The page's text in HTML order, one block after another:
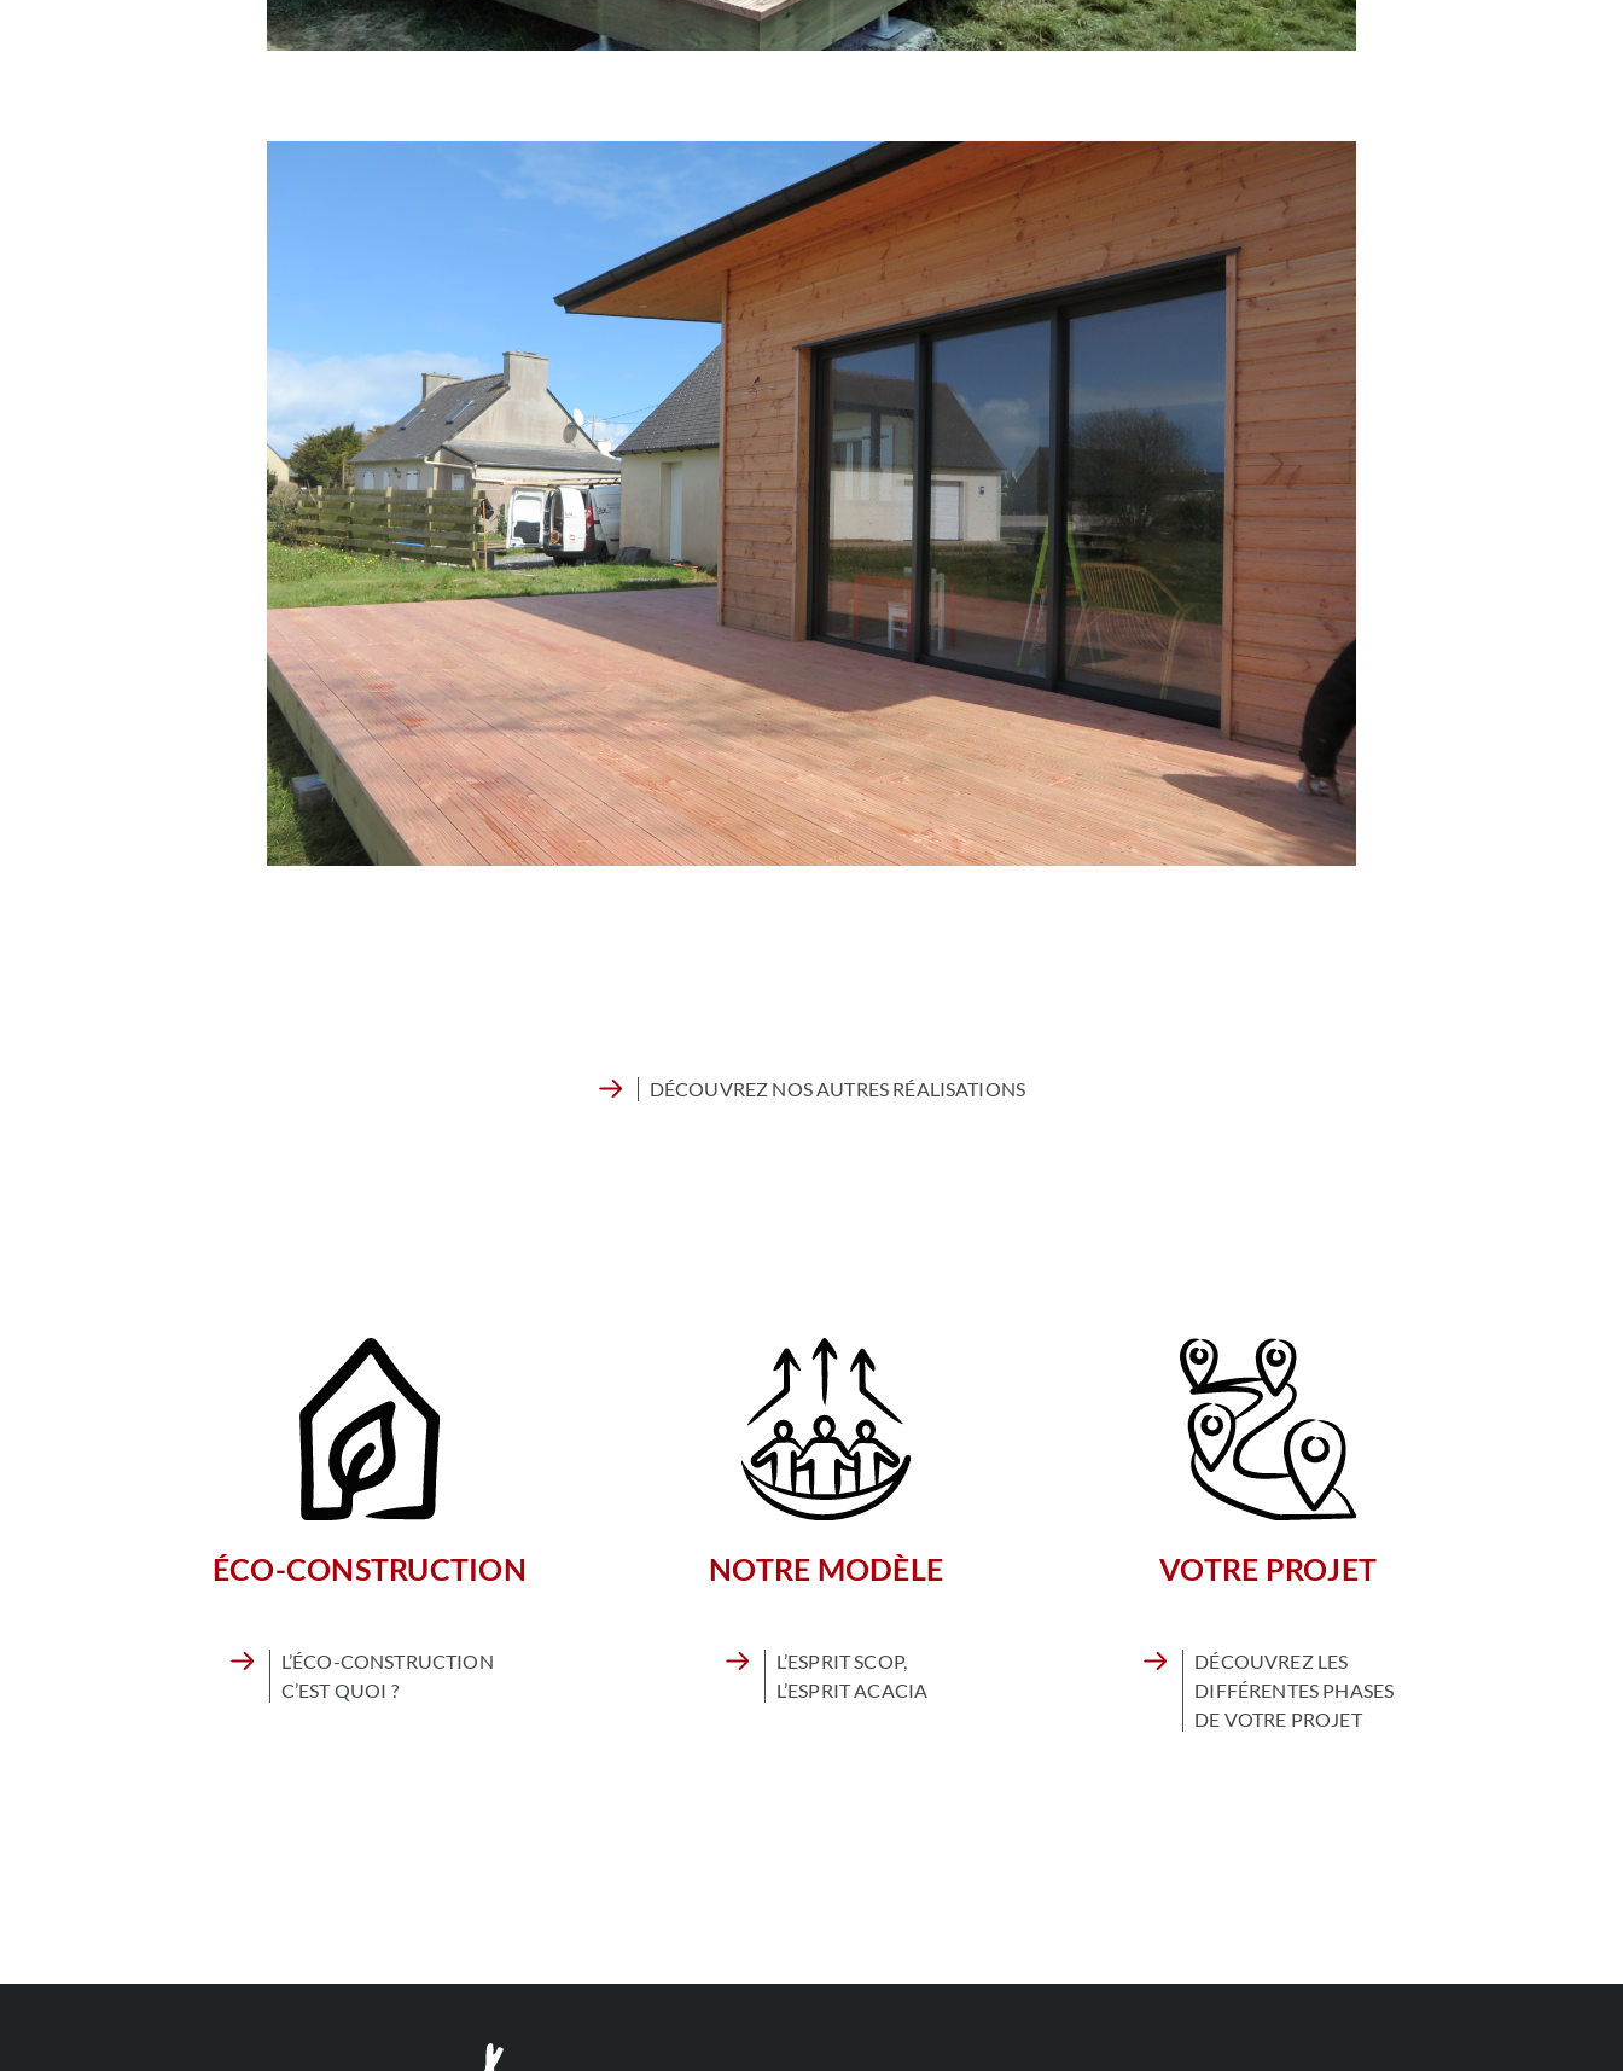
DÉCOUVREZ NOS AUTRES RÉALISATIONS
ÉCO-CONSTRUCTION
L’ÉCO-CONSTRUCTION
C’EST QUOI ?
NOTRE MODÈLE
L’ESPRIT SCOP,
L’ESPRIT ACACIA
VOTRE PROJET
DÉCOUVREZ LES
DIFFÉRENTES PHASES
DE VOTRE PROJET